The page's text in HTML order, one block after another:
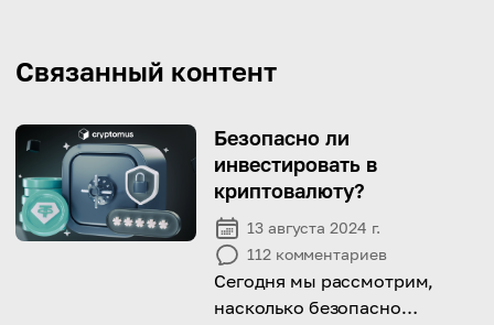
Связанный контент
Безопасно ли
инвестировать в
криптовалюту?
13 августа 2024 г.
112 комментариев
Сегодня мы рассмотрим,
насколько безопасно